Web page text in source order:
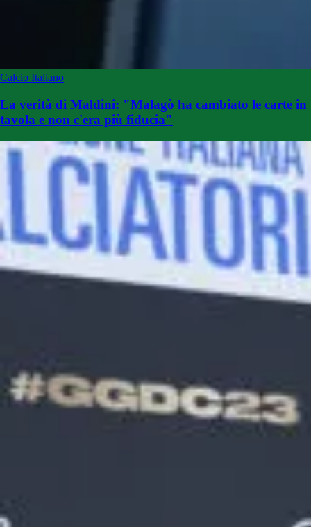
Calcio Italiano
La verità di Maldini: "Malagò ha cambiato le carte in
tavola e non c'era più fiducia"